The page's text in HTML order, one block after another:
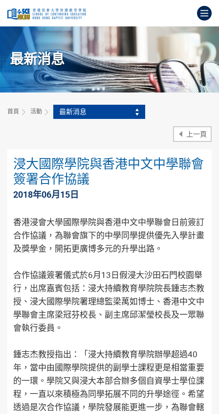
容
打
要
內
容
最新消息
首頁 活動 最新消息
上一頁
浸大國際學院與香港中文中學聯會
簽署合作協議
2018年06月15日
香港浸會大學國際學院與香港中文中學聯會日前簽訂
合作協議，為聯會旗下的中學同學提供優先入學計畫
及獎學金，開拓更廣博多元的升學出路。
合作協議簽署儀式於6月13日假浸大沙田石門校園舉
行，出席嘉賓包括：浸大持續教育學院院長鍾志杰教
授、浸大國際學院署理總監梁萬如博士、香港中文中
學聯會主席梁冠芬校長、副主席邱潔瑩校長及一眾聯
會執行委員。
鍾志杰教授指出：「浸大持續教育學院辦學超過40
年，當中由國際學院提供的副學士課程更是相當重要
的一環。學院又與浸大本部合辦多個自資學士學位課
程，一直以來積極為同學拓展不同的升學途徑。希望
透過是次合作協議，學院發展能更進一步，為聯會轄